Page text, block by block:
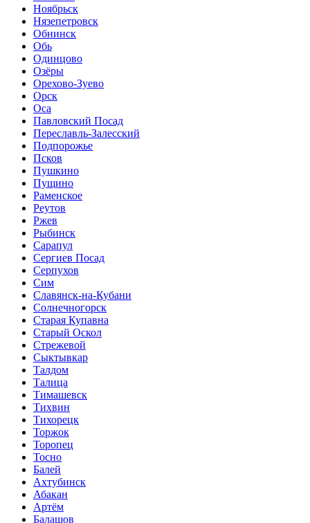
Ноябрьск
Нязепетровск
Обнинск
Обь
Одинцово
Озёры
Орехово-Зуево
Орск
Оса
Павловский Посад
Переславль-Залесский
Подпорожье
Псков
Пушкино
Пущино
Раменское
Реутов
Ржев
Рыбинск
Сарапул
Сергиев Посад
Серпухов
Сим
Славянск-на-Кубани
Солнечногорск
Старая Купавна
Старый Оскол
Стрежевой
Сыктывкар
Талдом
Талица
Тимашевск
Тихвин
Тихорецк
Торжок
Торопец
Тосно
Балей
Ахтубинск
Абакан
Артём
Балашов